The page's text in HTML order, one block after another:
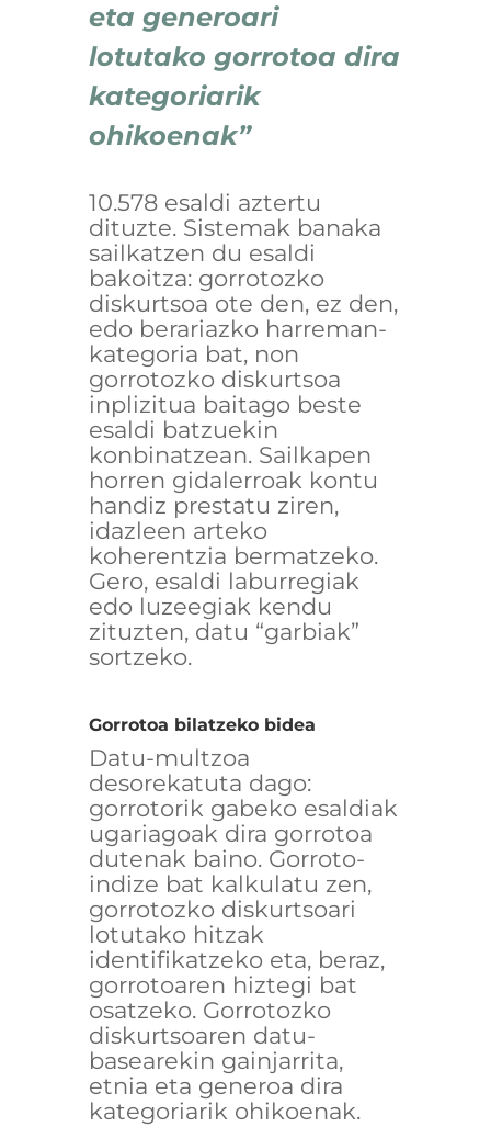
eta generoari
lotutako gorrotoa dira
kategoriarik
ohikoenak”
10.578 esaldi aztertu
dituzte. Sistemak banaka
sailkatzen du esaldi
bakoitza: gorrotozko
diskurtsoa ote den, ez den,
edo berariazko harreman-
kategoria bat, non
gorrotozko diskurtsoa
inplizitua baitago beste
esaldi batzuekin
konbinatzean. Sailkapen
horren gidalerroak kontu
handiz prestatu ziren,
idazleen arteko
koherentzia bermatzeko.
Gero, esaldi laburregiak
edo luzeegiak kendu
zituzten, datu “garbiak”
sortzeko.
Gorrotoa bilatzeko bidea
Datu-multzoa
desorekatuta dago:
gorrotorik gabeko esaldiak
ugariagoak dira gorrotoa
dutenak baino. Gorroto-
indize bat kalkulatu zen,
gorrotozko diskurtsoari
lotutako hitzak
identifikatzeko eta, beraz,
gorrotoaren hiztegi bat
osatzeko. Gorrotozko
diskurtsoaren datu-
basearekin gainjarrita,
etnia eta generoa dira
kategoriarik ohikoenak.